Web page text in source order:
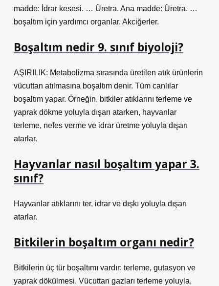
madde: İdrar kesesi. … Üretra. Ana madde: Üretra. …
boşaltım için yardımcı organlar. Akciğerler.
Boşaltım nedir 9. sınıf biyoloji?
AŞIRILIK: Metabolizma sırasında üretilen atık ürünlerin
vücuttan atılmasına boşaltım denir. Tüm canlılar
boşaltım yapar. Örneğin, bitkiler atıklarını terleme ve
yaprak dökme yoluyla dışarı atarken, hayvanlar
terleme, nefes verme ve idrar üretme yoluyla dışarı
atarlar.
Hayvanlar nasıl boşaltım yapar 3.
sınıf?
Hayvanlar atıklarını ter, idrar ve dışkı yoluyla dışarı
atarlar.
Bitkilerin boşaltım organı nedir?
Bitkilerin üç tür boşaltımı vardır: terleme, gutasyon ve
yaprak dökülmesi. Vücuttan gazları terleme yoluyla,